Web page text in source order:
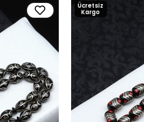
Ücretsiz
Kargo